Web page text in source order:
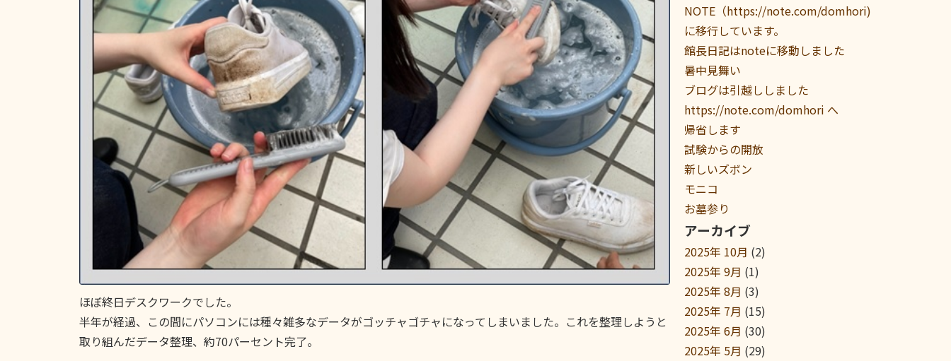
ほぼ終日デスクワークでした。
半年が経過、この間にパソコンには種々雑多なデータがゴッチャゴチャになってしまいました。これを整理しようと
取り組んだデータ整理、約70パーセント完了。
NOTE（https://note.com/domhori)
に移行しています。
館長日記はnoteに移動しました
暑中見舞い
ブログは引越ししました
https://note.com/domhori へ
帰省します
試験からの開放
新しいズボン
モニコ
お墓参り
アーカイブ
2025年 10月 (2)
2025年 9月 (1)
2025年 8月 (3)
2025年 7月 (15)
2025年 6月 (30)
2025年 5月 (29)